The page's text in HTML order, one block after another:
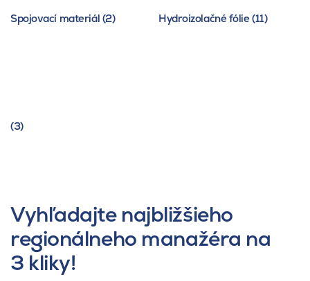
Spojovací materiál (2) Hydroizolačné fólie (11)
(3)
Vyhľadajte najbližšieho
regionálneho manažéra na
3 kliky!